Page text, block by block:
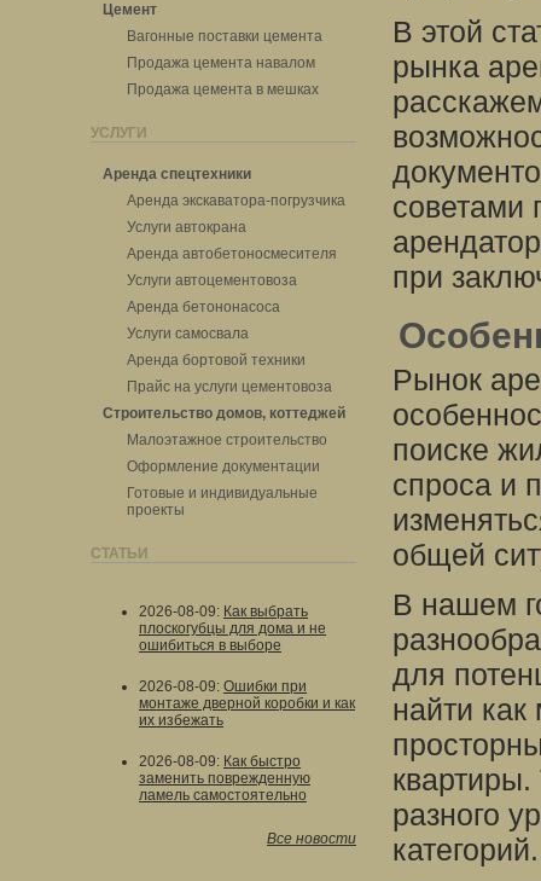
Цемент
Вагонные поставки цемента
Продажа цемента навалом
Продажа цемента в мешках
УСЛУГИ
Аренда спецтехники
Аренда экскаватора-погрузчика
Услуги автокрана
Аренда автобетоносмесителя
Услуги автоцементовоза
Аренда бетононасоса
Услуги самосвала
Аренда бортовой техники
Прайс на услуги цементовоза
Строительство домов, коттеджей
Малоэтажное строительство
Оформление документации
Готовые и индивидуальные
проекты
СТАТЬИ
2026-08-09: Как выбрать
плоскогубцы для дома и не
ошибиться в выборе
2026-08-09: Ошибки при
монтаже дверной коробки и как
их избежать
2026-08-09: Как быстро
заменить поврежденную
ламель самостоятельно
Все новости
В этой
рынка
советами
при
Рынок
поиске
спроса и
общей
В нашем
для
найти
разного
категорий.